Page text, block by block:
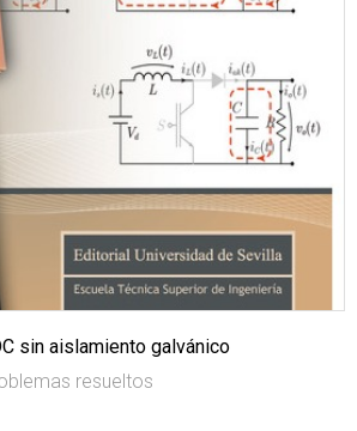
sin aislamiento galvánico
resueltos